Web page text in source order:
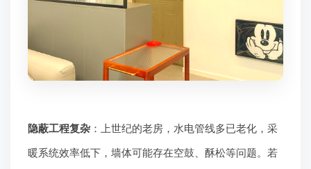
隐蔽工程复杂 ：上世纪的老房，水电管线多已老化，采
暖系统效率低下，墙体可能存在空鼓、酥松等问题。若